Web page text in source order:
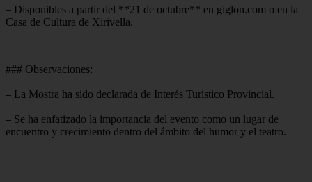
– Disponibles a partir del **21 de octubre** en giglon.com o en la
Casa de Cultura de Xirivella.
### Observaciones:
– La Mostra ha sido declarada de Interés Turístico Provincial.
– Se ha enfatizado la importancia del evento como un lugar de
encuentro y crecimiento dentro del ámbito del humor y el teatro.